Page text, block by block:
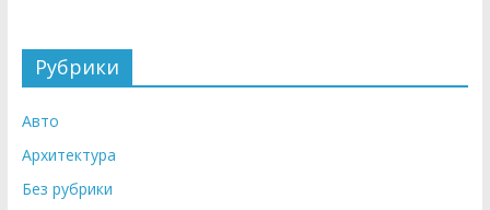
Рубрики
Авто
Архитектура
Без рубрики